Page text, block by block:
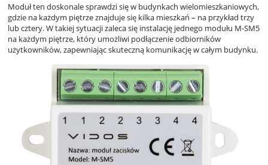
Moduł ten doskonale sprawdzi się w budynkach wielomieszkaniowych,
gdzie na każdym piętrze znajduje się kilka mieszkań – na przykład trzy
lub cztery. W takiej sytuacji zaleca się instalację jednego modułu M-SM5
na każdym piętrze, który umożliwi podłączenie odbiorników
użytkowników, zapewniając skuteczną komunikację w całym budynku.